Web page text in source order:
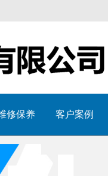
修保养 客户案例